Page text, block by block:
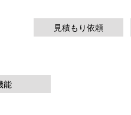
880kVA
～800 kVA
MSシリ
見積もり依頼
能